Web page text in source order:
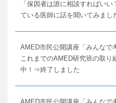
「保因者は誰に相談すればい
ている医師に話を聞いてみまし
AMED市民公開講座「みんなで
これまでのAMED研究班の取り
中！⇒終了しました